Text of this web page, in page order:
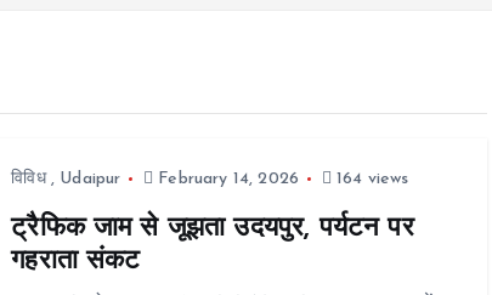
विविध, Udaipur February 14, 2026 164 views
ट्रैफिक जाम से जूझता उदयपुर, पर्यटन पर
गहराता संकट